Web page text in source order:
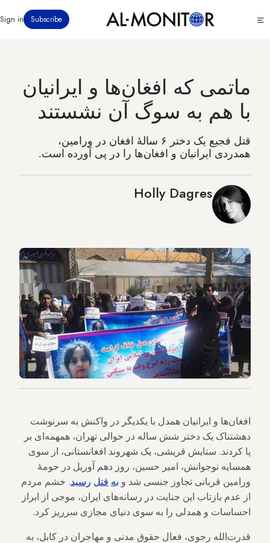
به
Subscribe
Sign in
ماتمی که افغان‌ها و ایرانیان
با هم به سوگ آن نشستند
قتل فجیع یک دختر ۶ سالهٔ افغان در ورامین،
همدردی ایرانیان و افغان‌ها را در پی آورده است.
Holly Dagres
افغان‌ها و ایرانیان همدل با یکدیگر در واکنش به سرنوشت
دهشتناک یک دختر شش ساله در حوالی تهران، همهمه‌ای بر
پا کردند. ستایش قریشی، یک شهروند افغانستانی، از سوی
همسایه نوجوانش، امیر حسین، روز دهم آوریل در حومهٔ
ورامین قربانی تجاوز جنسی شد و به قتل رسید. خشم مردم
از عدم بازتاب این جنایت در رسانه‌های ایران، موجی از ابراز
احساسات و همدلی را به سوی دنیای مجازی سرریز کرد.
قدرت‌الله رجوی، فعال حقوق مدنی و مهاجران در کابل، به